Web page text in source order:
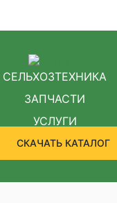
СЕЛЬХОЗТЕХНИКА
ЗАПЧАСТИ
УСЛУГИ
СКАЧАТЬ КАТАЛОГ